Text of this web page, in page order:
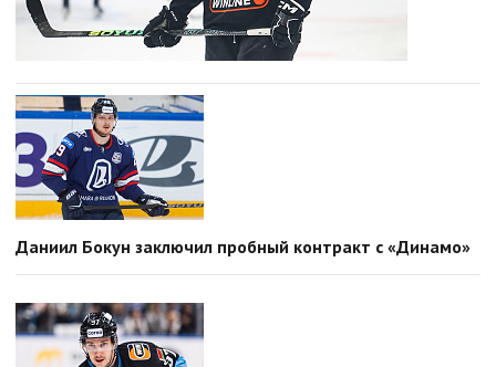
Даниил Бокун заключил пробный контракт с «Динамо»